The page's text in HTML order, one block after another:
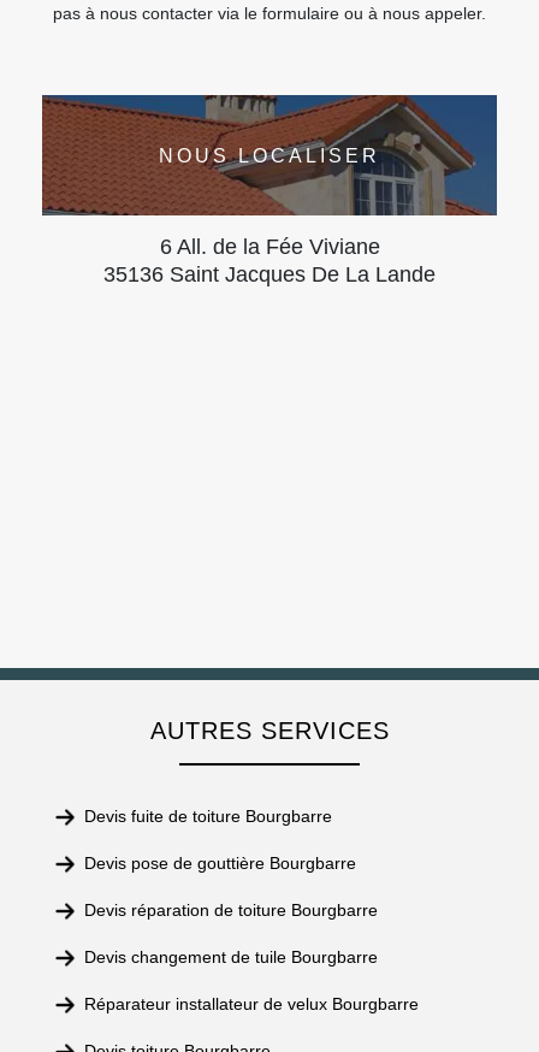
pas à nous contacter via le formulaire ou à nous appeler.
NOUS LOCALISER
6 All. de la Fée Viviane
35136 Saint Jacques De La Lande
AUTRES SERVICES
Devis fuite de toiture Bourgbarre
Devis pose de gouttière Bourgbarre
Devis réparation de toiture Bourgbarre
Devis changement de tuile Bourgbarre
Réparateur installateur de velux Bourgbarre